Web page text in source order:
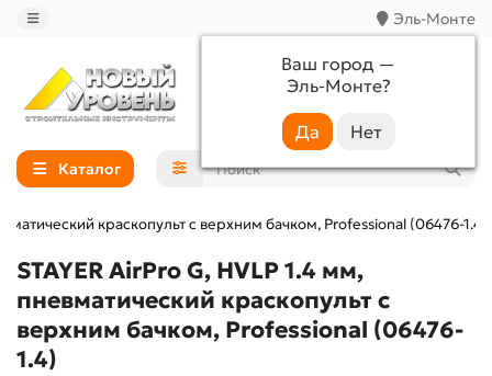
Эль-Монте
Ваш город —
Эль-Монте?
+7 (988) 233-44-52
Каталог
краскопульт с верхним бачком, Professional (06476-1.4)
STAYER AirPro G, HVLP 1.4 мм,
пневматический краскопульт с
верхним бачком, Professional (06476-
1.4)